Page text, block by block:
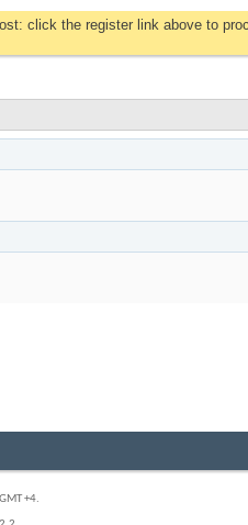
click the register link above to
+4.